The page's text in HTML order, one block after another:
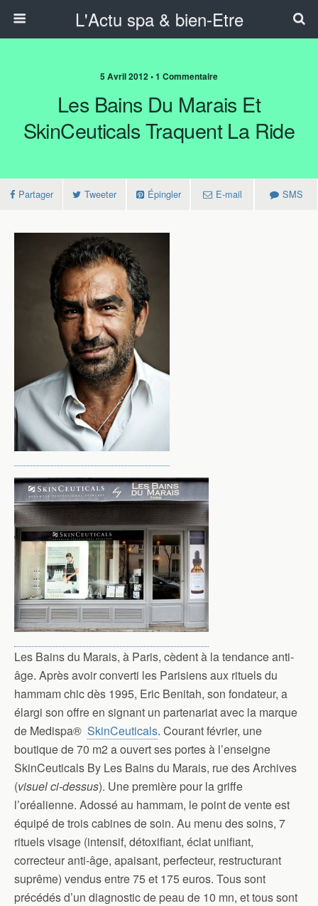
L'Actu spa & bien-Etre
5 Avril 2012 • 1 Commentaire
Les Bains Du Marais Et
SkinCeuticals Traquent La Ride
Partager Tweeter Épingler E-mail SMS
Les Bains du Marais, à Paris, cèdent à la tendance anti-
âge. Après avoir converti les Parisiens aux rituels du
hammam chic dès 1995, Eric Benitah, son fondateur, a
élargi son offre en signant un partenariat avec la marque
de Medispa® SkinCeuticals. Courant février, une
boutique de 70 m2 a ouvert ses portes à l’enseigne
SkinCeuticals By Les Bains du Marais, rue des Archives
(visuel ci-dessus). Une première pour la griffe
l’oréalienne. Adossé au hammam, le point de vente est
équipé de trois cabines de soin. Au menu des soins, 7
rituels visage (intensif, détoxifiant, éclat unifiant,
correcteur anti-âge, apaisant, perfecteur, restructurant
suprême) vendus entre 75 et 175 euros. Tous sont
précédés d’un diagnostic de peau de 10 mn, et tous sont